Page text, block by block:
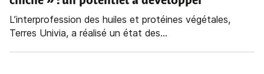
L’interprofession des huiles et protéines végétales,
Terres Univia, a réalisé un état des...